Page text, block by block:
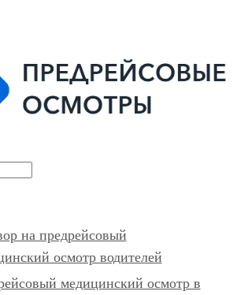
на предрейсовый
осмотр водителей
медицинский осмотр в